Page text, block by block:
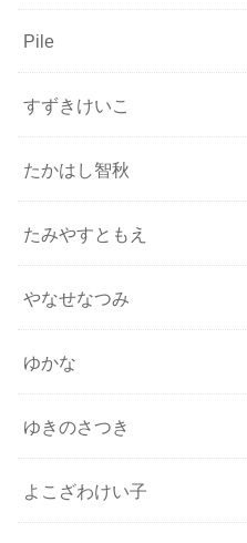
Pile
すずきけいこ
たかはし智秋
たみやすともえ
やなせなつみ
ゆかな
ゆきのさつき
よこざわけい子